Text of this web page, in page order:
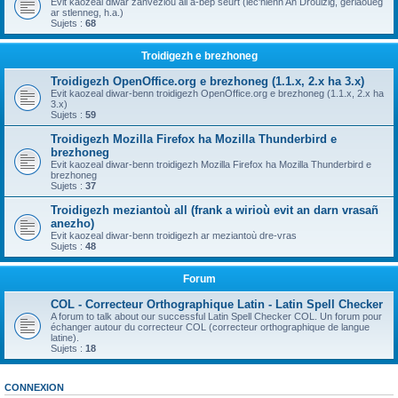
ar stlenneg, h.a.)
Sujets : 68
Troidigezh e brezhoneg
Troidigezh OpenOffice.org e brezhoneg (1.1.x, 2.x ha 3.x)
Evit kaozeal diwar-benn troidigezh OpenOffice.org e brezhoneg (1.1.x, 2.x ha
3.x)
Sujets : 59
Troidigezh Mozilla Firefox ha Mozilla Thunderbird e
brezhoneg
Evit kaozeal diwar-benn troidigezh Mozilla Firefox ha Mozilla Thunderbird e
brezhoneg
Sujets : 37
Troidigezh meziantoù all (frank a wirioù evit an darn vrasañ
anezho)
Evit kaozeal diwar-benn troidigezh ar meziantoù dre-vras
Sujets : 48
Forum
COL - Correcteur Orthographique Latin - Latin Spell Checker
A forum to talk about our successful Latin Spell Checker COL. Un forum pour
échanger autour du correcteur COL (correcteur orthographique de langue
latine).
Sujets : 18
CONNEXION